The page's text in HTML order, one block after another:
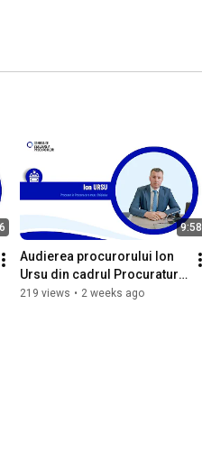
9:58
Audierea procurorului Ion
Ursu din cadrul Procuraturii
municipiului Chișinău
219 views • 2 weeks ago